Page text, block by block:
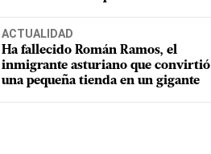
ACTUALIDAD
Ha fallecido Román Ramos, el
inmigrante asturiano que convirtió
una pequeña tienda en un gigante